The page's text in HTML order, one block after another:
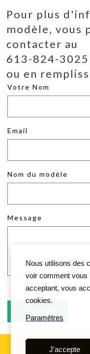
Pour plus
modèle, vous
contacter au
613-824-3025
ou en
Votre Nom
Email
Nom du modèle
Message
Nous utilisons des
voir comment vous
acceptant, vous
cookies.
Paramètres
J'accepte